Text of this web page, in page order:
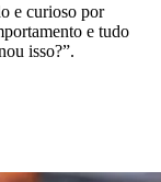
e curioso por
e tudo
isso?”.